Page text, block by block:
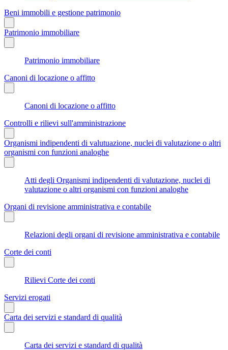
Beni immobili e gestione patrimonio
Patrimonio immobiliare
Patrimonio immobiliare
Canoni di locazione o affitto
Canoni di locazione o affitto
Controlli e rilievi sull'amministrazione
Organismi indipendenti di valutuazione, nuclei di valutazione o altri
organismi con funzioni analoghe
Atti degli Organismi indipendenti di valutazione, nuclei di
valutazione o altri organismi con funzioni analoghe
Organi di revisione amministrativa e contabile
Relazioni degli organi di revisione amministrativa e contabile
Corte dei conti
Rilievi Corte dei conti
Servizi erogati
Carta dei servizi e standard di qualità
Carta dei servizi e standard di qualità